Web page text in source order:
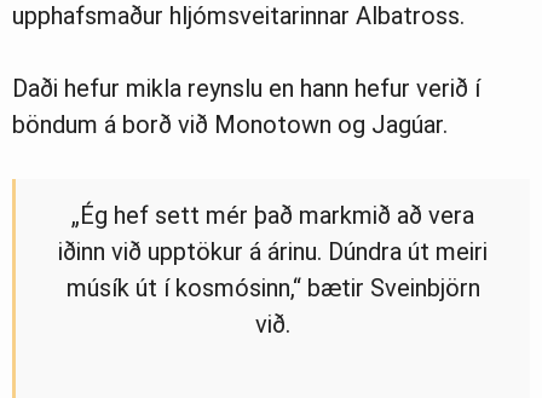
upphafsmaður hljómsveitarinnar Albatross.
Daði hefur mikla reynslu en hann hefur verið í
böndum á borð við Monotown og Jagúar.
„Ég hef sett mér það markmið að vera
iðinn við upptökur á árinu. Dúndra út meiri
músík út í kosmósinn,“ bætir Sveinbjörn
við.